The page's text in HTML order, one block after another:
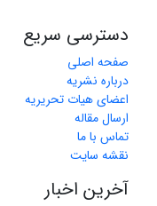
دسترسی سریع
صفحه اصلی
درباره نشریه
اعضای هیات تحریریه
ارسال مقاله
تماس با ما
نقشه سایت
آخرین اخبار